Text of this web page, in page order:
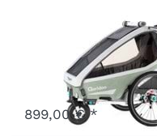
Kidgoo2 Pro
Q9P-20-M
Ausverkauft - wird nachgeliefert, sobald wieder auf Lager.
899,00 € *